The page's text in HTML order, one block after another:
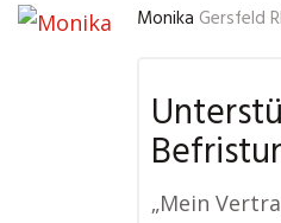
Monika Gersfeld
„Mein